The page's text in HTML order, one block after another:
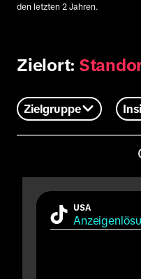
den letzten 2 Jahren.
Zielort:
Zielgruppe
USA